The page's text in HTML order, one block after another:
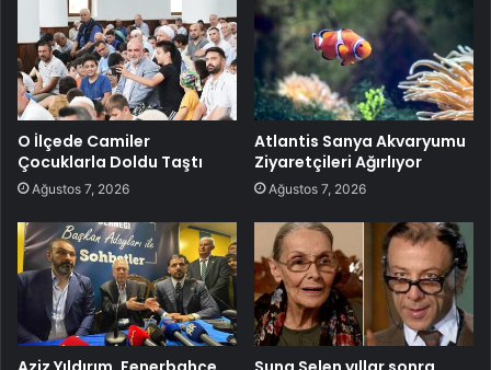
O İlçede Camiler
Çocuklarla Doldu Taştı
Ağustos 7, 2026
Atlantis Sanya Akvaryumu
Ziyaretçileri Ağırlıyor
Ağustos 7, 2026